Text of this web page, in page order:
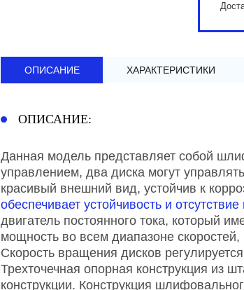
ОПИСАНИЕ ХАРАКТЕРИСТИКИ
ОПИСАНИЕ:
Данная модель представляет собой
управлением, два диска могут
красивый внешний вид, устойчив к
обеспечивает устойчивость и
двигатель постоянного тока, который
мощность во всем диапазоне
Скорость вращения дисков
Трехточечная опорная конструкция из
конструкции. Конструкция